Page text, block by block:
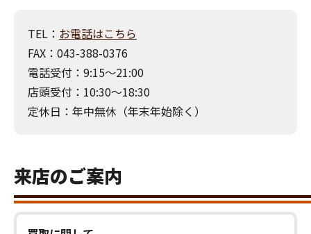
TEL： お電話はこちら
FAX：043-388-0376
電話受付：9:15～21:00
店頭受付：10:30～18:30
定休日：年中無休（年末年始除く）
来店のご案内